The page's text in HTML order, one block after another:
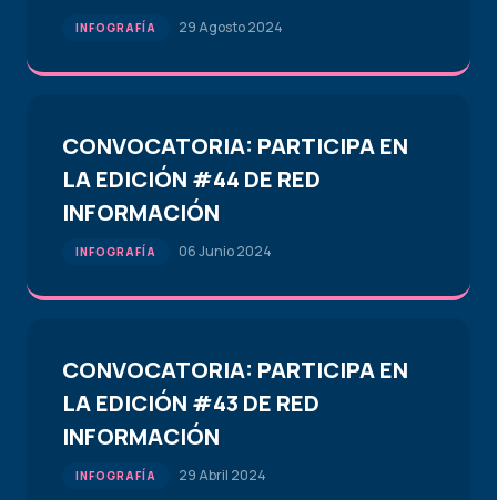
INFOGRAFÍA 29 Agosto 2024
CONVOCATORIA: PARTICIPA EN
LA EDICIÓN #44 DE RED
INFORMACIÓN
INFOGRAFÍA 06 Junio 2024
CONVOCATORIA: PARTICIPA EN
LA EDICIÓN #43 DE RED
INFORMACIÓN
INFOGRAFÍA 29 Abril 2024